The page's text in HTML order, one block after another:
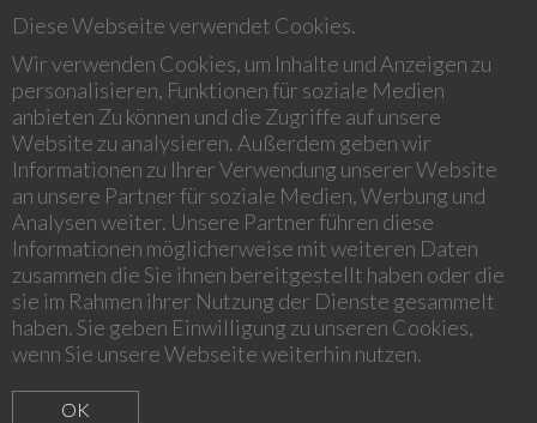
Diese Webseite verwendet Cookies.
Wir verwenden Cookies, um Inhalte und Anzeigen zu
personalisieren, Funktionen für soziale Medien
anbieten Zu können und die Zugriffe auf unsere
Website zu analysieren. Außerdem geben wir
Informationen zu Ihrer Verwendung unserer Website
an unsere Partner für soziale Medien, Werbung und
Analysen weiter. Unsere Partner führen diese
Informationen möglicherweise mit weiteren Daten
zusammen die Sie ihnen bereitgestellt haben oder die
sie im Rahmen ihrer Nutzung der Dienste gesammelt
haben. Sie geben Einwilligung zu unseren Cookies,
wenn Sie unsere Webseite weiterhin nutzen.
OK
IMPRINT
IMPRINT
Deutschland/Germany